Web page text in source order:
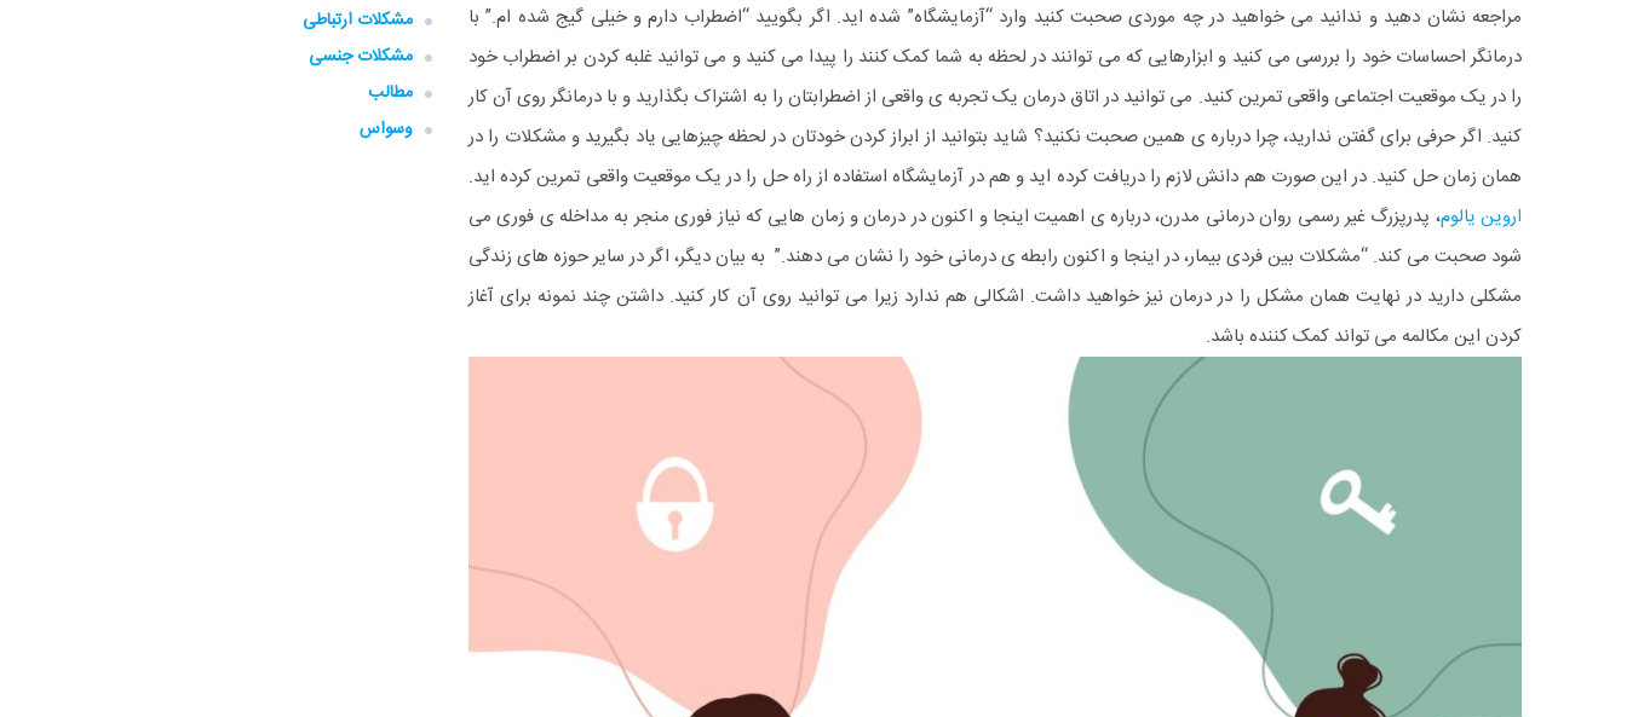
مراجعه نشان دهید و ندانید می خواهید در چه موردی صحبت کنید وارد “آزمایشگاه” شده اید. اگر بگویید “اضطراب دارم و خیلی گیج شده ام.” با
درمانگر احساسات خود را بررسی می کنید و ابزارهایی که می توانند در لحظه به شما کمک کنند را پیدا می کنید و می توانید غلبه کردن بر اضطراب خود
را در یک موقعیت اجتماعی واقعی تمرین کنید. می توانید در اتاق درمان یک تجربه ی واقعی از اضطرابتان را به اشتراک بگذارید و با درمانگر روی آن کار
کنید. اگر حرفی برای گفتن ندارید، چرا درباره ی همین صحبت نکنید؟ شاید بتوانید از ابراز کردن خودتان در لحظه چیزهایی یاد بگیرید و مشکلات را در
همان زمان حل کنید. در این صورت هم دانش لازم را دریافت کرده اید و هم در آزمایشگاه استفاده از راه حل را در یک موقعیت واقعی تمرین کرده اید.
اروین یالوم، پدرپزرگ غیر رسمی روان درمانی مدرن، درباره ی اهمیت اینجا و اکنون در درمان و زمان هایی که نیاز فوری منجر به مداخله ی فوری می
شود صحبت می کند. “مشکلات بین فردی بیمار، در اینجا و اکنون رابطه ی درمانی خود را نشان می دهند.” به بیان دیگر، اگر در سایر حوزه های زندگی
مشکلی دارید در نهایت همان مشکل را در درمان نیز خواهید داشت. اشکالی هم ندارد زیرا می توانید روی آن کار کنید. داشتن چند نمونه برای آغاز
کردن این مکالمه می تواند کمک کننده باشد.
مشکلات ارتباطی
مشکلات جنسی
مطالب
وسواس